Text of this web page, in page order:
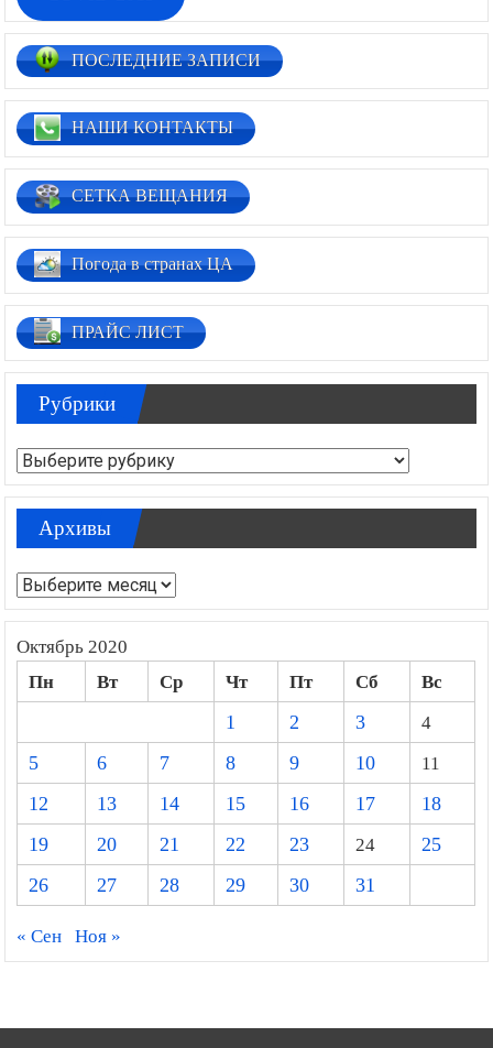
ПОСЛЕДНИЕ ЗАПИСИ
НАШИ КОНТАКТЫ
СЕТКА ВЕЩАНИЯ
Погода в странах ЦА
ПРАЙС ЛИСТ
Рубрики
Рубрики
Архивы
Архивы
Октябрь 2020
Пн Вт Ср Чт Пт Сб
Вс
1
2 3
4
5
6 7 8 9 10
11
12
13 14 15 16 17
18
19
20 21 22 23 24
25
26
27 28 29 30 31
« Сен Ноя »